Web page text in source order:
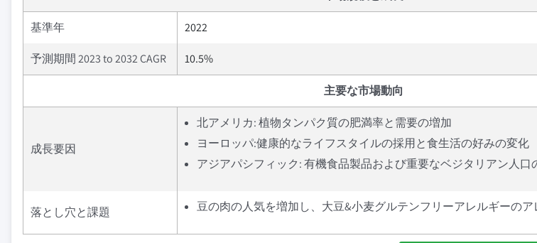
基準年 2022
予測期間 2023 to 2032 CAGR 10.5%
主要な市場動向
成長要因
北アメリカ: 植物タンパク質の肥満率と需要の増加
ヨーロッパ:健康的なライフスタイルの採用と食生活の好みの変化
アジアパシフィック: 有機食品製品および重要なベジタリアン人口
落とし穴と課題 豆の肉の人気を増加し、大豆&小麦グルテンフリーアレルギーの